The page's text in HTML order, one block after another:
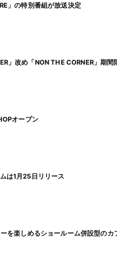
」の特別番組が放送決定
」改め「NON THE CORNER」期間
オープン
は1月25日リリース
を楽しめるショールーム併設型のカ